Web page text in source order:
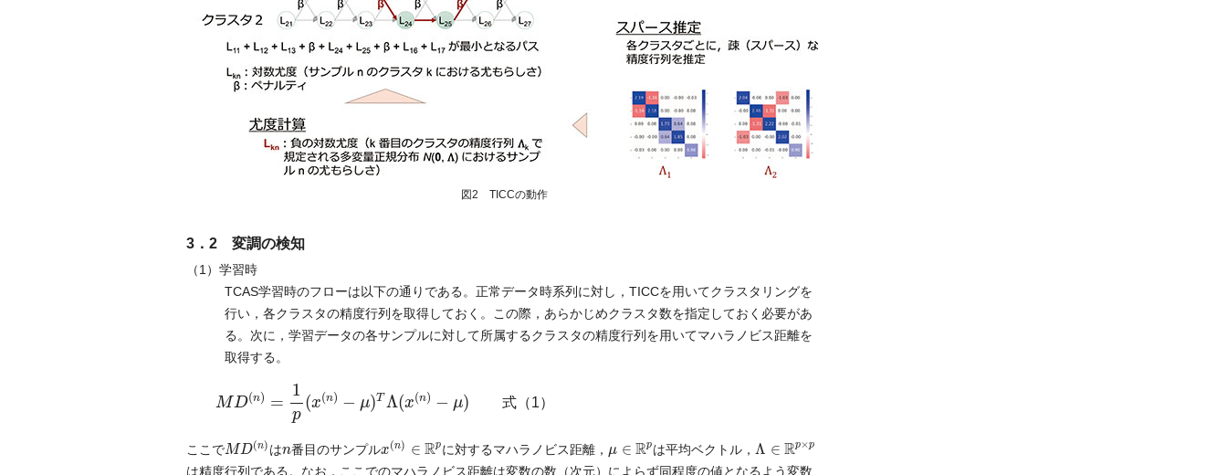
図2 TICCの動作
3．2 変調の検知
（1）学習時
TCAS学習時のフローは以下の通りである。正常データ時系列に対し，TICCを用いてクラスタリングを
行い，各クラスタの精度行列を取得しておく。この際，あらかじめクラスタ数を指定しておく必要があ
る。次に，学習データの各サンプルに対して所属するクラスタの精度行列を用いてマハラノビス距離を
取得する。
MD(n) =
1
p
(x(n) − μ)T Λ(x(n) − μ)
p(
式（1）
ここでMD(n)
MD(n)
はn
n番目のサンプルx(n) ∈ Rp
(n) Rp
に対するマハラノビス距離， μ ∈ Rp
μ ∈Rp は平均ベクトル，Λ ∈ Rp×p
Λ ∈Rp×p
は精度行列である。なお，ここでのマハラノビス距離は変数の数（次元）によらず同程度の値となるよう変数